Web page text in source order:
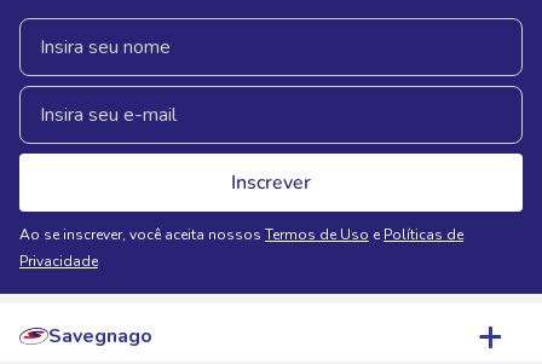
Inscrever
Ao se inscrever, você aceita nossos Termos de Uso e Políticas de
Privacidade
Savegnago